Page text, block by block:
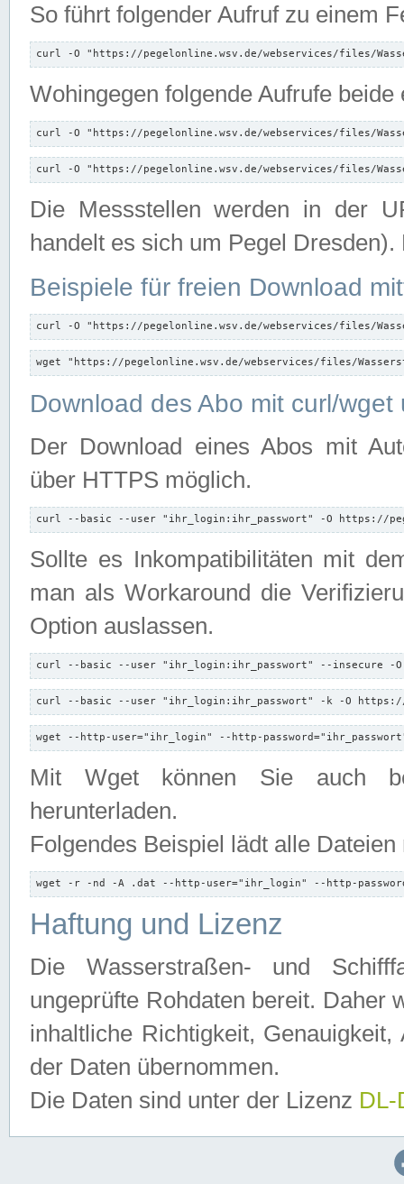
So führt folgender Aufruf zu einem
curl -O "https://pegelonline.wsv.de/webservices/files/
Wohingegen folgende Aufrufe beide
curl -O "https://pegelonline.wsv.de/webservices/files/
curl -O "https://pegelonline.wsv.de/webservices/files/
Die Messstellen werden in der
handelt es sich um Pegel
Beispiele für freien Download
curl -O "https://pegelonline.wsv.de/webservices/files/
wget "https://pegelonline.wsv.de/webservices/files/
Download des Abo mit curl/
Der Download eines Abos mit
über HTTPS möglich.
curl --basic --user "ihr_login:ihr_passwort" -O https://
Sollte es Inkompatibilitäten mit
man als Workaround die
Option auslassen.
curl --basic --user "ihr_login:ihr_passwort" --insecure -
curl --basic --user "ihr_login:ihr_passwort" -k -O
wget --http-user="ihr_login" --http-
Mit Wget können Sie auch
herunterladen.
Folgendes Beispiel lädt alle
wget -r -nd -A .dat --http-user="ihr_login" --http-
Haftung und Lizenz
Die Wasserstraßen- und
ungeprüfte Rohdaten bereit. Daher
inhaltliche Richtigkeit,
der Daten übernommen.
Die Daten sind unter der Lizenz